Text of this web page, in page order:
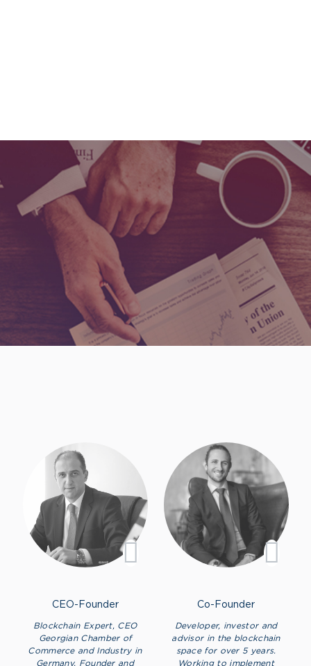
CEO-Founder
Blockchain Expert, CEO
Georgian Chamber of
Commerce and Industry in
Germany. Founder and
Co-Founder
Developer, investor and
advisor in the blockchain
space for over 5 years.
Working to implement